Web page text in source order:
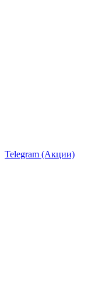
Telegram (Акции)